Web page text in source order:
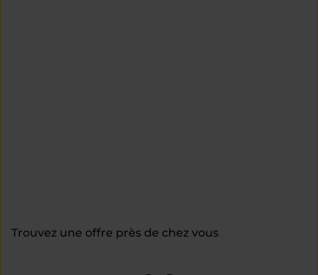
Trouvez une offre près de chez vous